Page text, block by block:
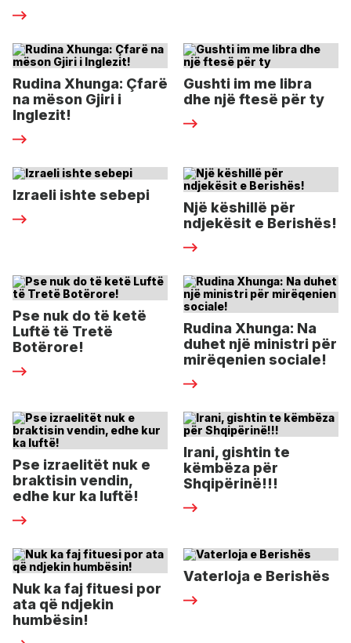
Rudina Xhunga: Çfarë
na mëson Gjiri i
Inglezit!
Gushti im me libra
dhe një ftesë për ty
Izraeli ishte sebepi
Një këshillë për
ndjekësit e Berishës!
Pse nuk do të ketë
Luftë të Tretë
Botërore!
Rudina Xhunga: Na
duhet një ministri për
mirëqenien sociale!
Pse izraelitët nuk e
braktisin vendin,
edhe kur ka luftë!
Irani, gishtin te
këmbëza për
Shqipërinë!!!
Nuk ka faj fituesi por
ata që ndjekin
humbësin!
Vaterloja e Berishës